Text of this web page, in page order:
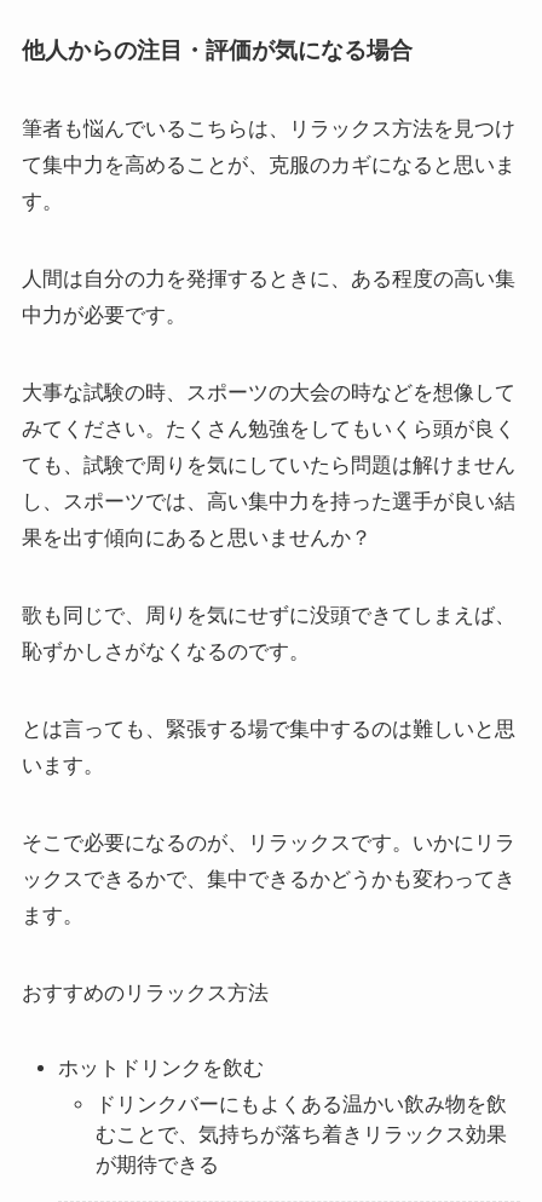
他人からの注目・評価が気になる場合
筆者も悩んでいるこちらは、リラックス方法を見つけ
て集中力を高めることが、克服のカギになると思いま
す。
人間は自分の力を発揮するときに、ある程度の高い集
中力が必要です。
大事な試験の時、スポーツの大会の時などを想像して
みてください。たくさん勉強をしてもいくら頭が良く
ても、試験で周りを気にしていたら問題は解けません
し、スポーツでは、高い集中力を持った選手が良い結
果を出す傾向にあると思いませんか？
歌も同じで、周りを気にせずに没頭できてしまえば、
恥ずかしさがなくなるのです。
とは言っても、緊張する場で集中するのは難しいと思
います。
そこで必要になるのが、リラックスです。いかにリラ
ックスできるかで、集中できるかどうかも変わってき
ます。
おすすめのリラックス方法
ホットドリンクを飲む
ドリンクバーにもよくある温かい飲み物を飲
むことで、気持ちが落ち着きリラックス効果
が期待できる